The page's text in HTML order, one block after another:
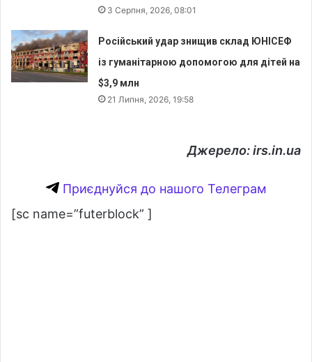
3 Серпня, 2026, 08:01
Російський удар знищив склад ЮНІСЕФ
із гуманітарною допомогою для дітей на
$3,9 млн
21 Липня, 2026, 19:58
Джерело: irs.in.ua
Приєднуйся до нашого Телеграм
[sc name=”futerblock” ]